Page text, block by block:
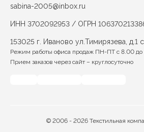
sabina-2005@inbox.ru
ИНН 3702092953 / ОГРН
153025 г. Иваново ул.Тимирязева, д.1
Режим работы офиса продаж ПН-ПТ с 8.00 до
Прием заказов через сайт – круглосуточно
© 2006 - 2026 Текстильная